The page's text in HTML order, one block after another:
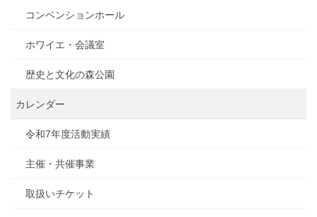
コンベンションホール
ホワイエ・会議室
歴史と文化の森公園
カレンダー
令和7年度活動実績
主催・共催事業
取扱いチケット